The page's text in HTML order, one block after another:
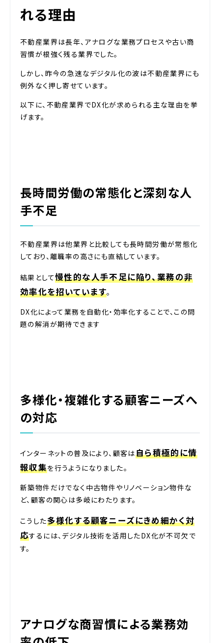
れる理由
不動産業界は長年、アナログな業務プロセスや古い商
習慣が根強く残る業界でした。
しかし、昨今の急速なデジタル化の波は不動産業界にも
例外なく押し寄せています。
以下に、不動産業界でDX化が求められる主な理由を挙
げます。
長時間労働の常態化と深刻な人
手不足
不動産業界は他業界と比較しても長時間労働が常態化
しており、離職率の高さにも直結しています。
結果として慢性的な人手不足に陥り、業務の非
効率化を招いています。
DX化によって業務を自動化・効率化することで、この問
題の解消が期待できます
多様化・複雑化する顧客ニーズへ
の対応
インターネットの普及により、顧客は自ら積極的に情
報収集を行うようになりました。
新築物件だけでなく中古物件やリノベーション物件な
ど、顧客の関心は多岐にわたります。
こうした多様化する顧客ニーズにきめ細かく対
応するには、デジタル技術を活用したDX化が不可欠で
す。
アナログな商習慣による業務効